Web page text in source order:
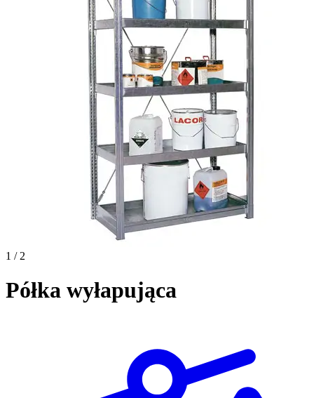
1 / 2
Półka wyłapująca